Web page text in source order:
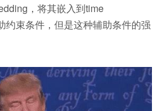
，将其嵌入到time
约束条件，但是这种辅助条件的强